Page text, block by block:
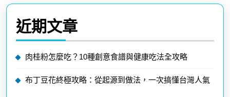
近期文章
肉桂粉怎麼吃？10種創意食譜與健康吃法全攻略
布丁豆花終極攻略：從起源到做法，一次搞懂台灣人氣